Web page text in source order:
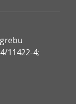
11422-4;